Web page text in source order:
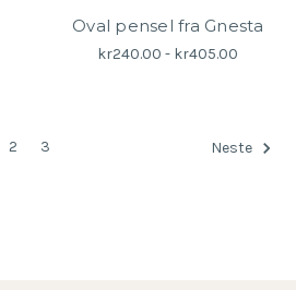
Oval pensel fra Gnesta
kr240.00 - kr405.00
2 3 Neste